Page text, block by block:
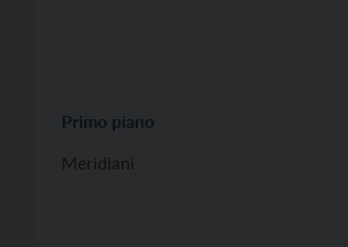
Primo piano
Meridiani